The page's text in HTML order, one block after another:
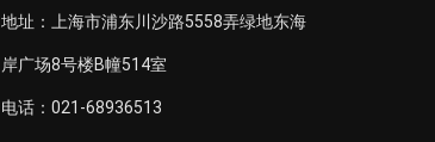
地址：上海市浦东川沙路5558弄绿地东海
岸广场8号楼B幢514室
电话：021-68936513